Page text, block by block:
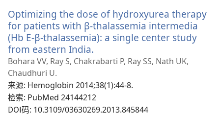
Optimizing the dose of hydroxyurea therapy
for patients with β-thalassemia intermedia
(Hb E-β-thalassemia): a single center study
from eastern India.
开
窗
口）
Bohara VV, Ray S, Chakrabarti P, Ray SS, Nath UK,
Chaudhuri U.
来源‎: Hemoglobin 2014;38(1):44-8.
检索‎: PubMed 24144212
DOI码‎: 10.3109/03630269.2013.845844